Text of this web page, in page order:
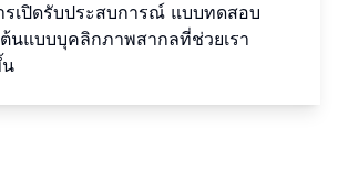
เปิดรับประสบการณ์ แบบทดสอบ
นแบบบุคลิกภาพสากลที่ช่วยเรา
น